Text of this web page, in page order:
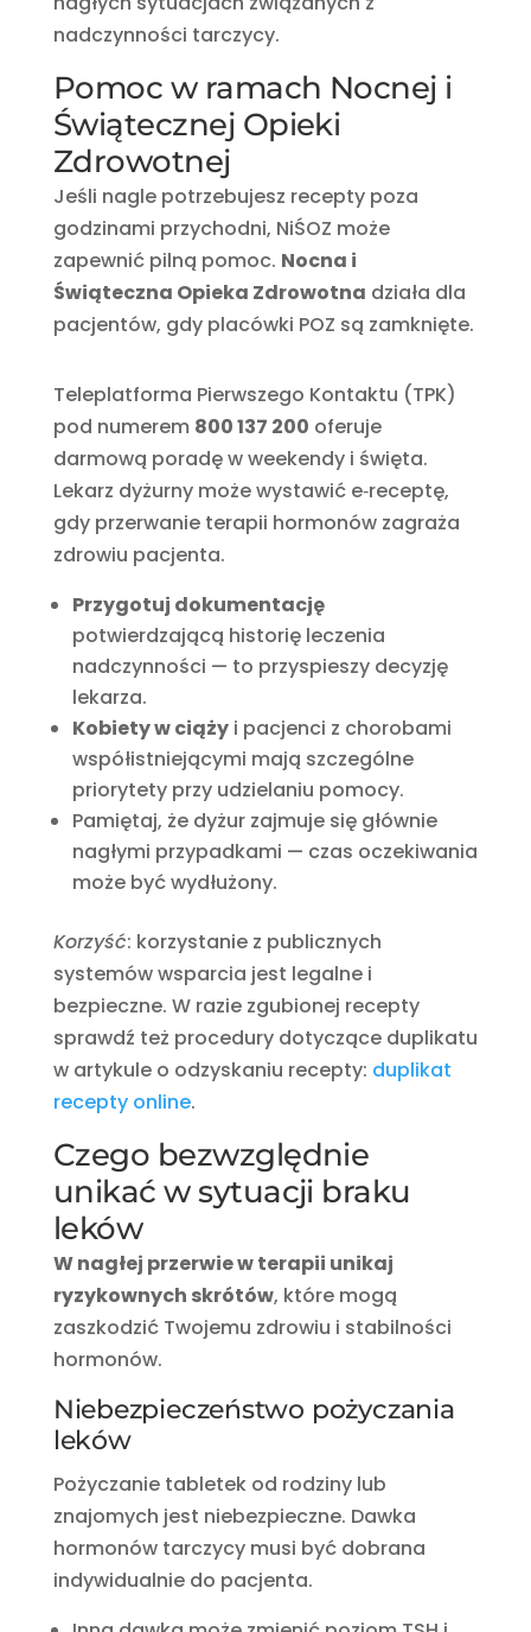
nadczynności tarczycy.
Pomoc w ramach Nocnej i
Świątecznej Opieki
Zdrowotnej
Jeśli nagle potrzebujesz recepty poza
godzinami przychodni, NiŚOZ może
zapewnić pilną pomoc. Nocna i
Świąteczna Opieka Zdrowotna działa dla
pacjentów, gdy placówki POZ są zamknięte.
Teleplatforma Pierwszego Kontaktu (TPK)
pod numerem 800 137 200 oferuje
darmową poradę w weekendy i święta.
Lekarz dyżurny może wystawić e‑receptę,
gdy przerwanie terapii hormonów zagraża
zdrowiu pacjenta.
Przygotuj dokumentację
potwierdzającą historię leczenia
nadczynności — to przyspieszy decyzję
lekarza.
Kobiety w ciążyi pacjenci z chorobami
współistniejącymi mają szczególne
priorytety przy udzielaniu pomocy.
Pamiętaj, że dyżur zajmuje się głównie
nagłymi przypadkami — czas oczekiwania
może być wydłużony.
Korzyść: korzystanie z publicznych
systemów wsparcia jest legalne i
bezpieczne. W razie zgubionej recepty
sprawdź też procedury dotyczące duplikatu
w artykule o odzyskaniu recepty: duplikat
recepty online.
Czego bezwzględnie
unikać w sytuacji braku
leków
W nagłej przerwie w terapii unikaj
ryzykownych skrótów, które mogą
zaszkodzić Twojemu zdrowiu i stabilności
hormonów.
Niebezpieczeństwo pożyczania
leków
Pożyczanie tabletek od rodziny lub
znajomych jest niebezpieczne. Dawka
hormonów tarczycy musi być dobrana
indywidualnie do pacjenta.